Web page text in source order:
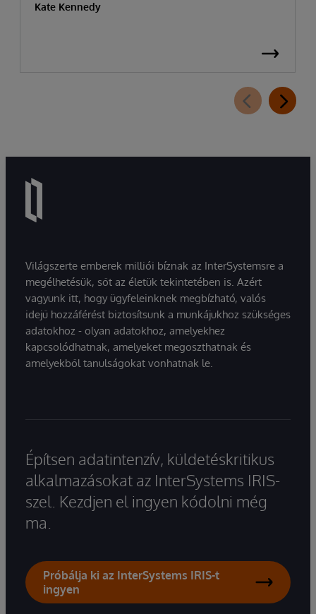
Kate Kennedy
Világszerte emberek milliói bíznak az InterSystemsre a
megélhetésük, sőt az életük tekintetében is. Azért
vagyunk itt, hogy ügyfeleinknek megbízható, valós
idejű hozzáférést biztosítsunk a munkájukhoz szükséges
adatokhoz - olyan adatokhoz, amelyekhez
kapcsolódhatnak, amelyeket megoszthatnak és
amelyekből tanulságokat vonhatnak le.
Építsen adatintenzív, küldetéskritikus
alkalmazásokat az InterSystems IRIS-
szel. Kezdjen el ingyen kódolni még
ma.
Próbálja ki az InterSystems IRIS-t
ingyen